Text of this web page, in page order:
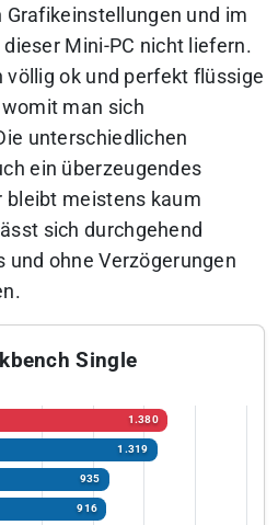
und im
Mini-PC nicht liefern.
völlig ok und perfekt flüssige
man sich
unterschiedlichen
ein überzeugendes
bleibt meistens kaum
sich durchgehend
und ohne Verzögerungen
Single
1.380
1.319
935
916